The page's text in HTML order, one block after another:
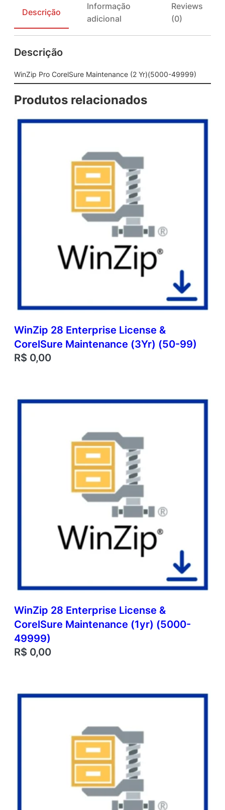
Descrição
Informação
adicional
Reviews
(0)
Descrição
WinZip Pro CorelSure Maintenance (2 Yr)(5000-49999)
Produtos relacionados
WinZip 28 Enterprise License &
CorelSure Maintenance (3Yr) (50-99)
R$ 0,00
WinZip 28 Enterprise License &
CorelSure Maintenance (1yr) (5000-
49999)
R$ 0,00